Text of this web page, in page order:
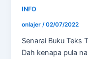
INFO
onlajer /02/07/2022
Senarai Buku Teks
Dah kenapa pula